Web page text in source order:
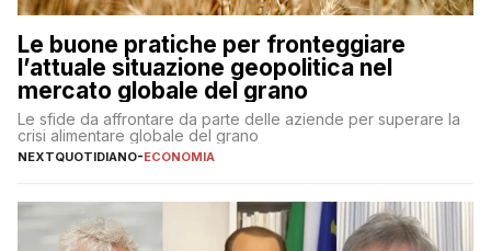
Le buone pratiche per fronteggiare
l’attuale situazione geopolitica nel
mercato globale del grano
Le sfide da affrontare da parte delle aziende per superare la
crisi alimentare globale del grano
NEXTQUOTIDIANO-ECONOMIA